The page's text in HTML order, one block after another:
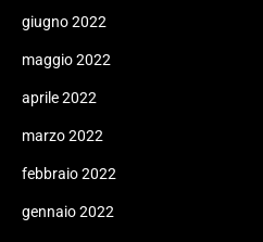
giugno 2022
maggio 2022
aprile 2022
marzo 2022
febbraio 2022
gennaio 2022